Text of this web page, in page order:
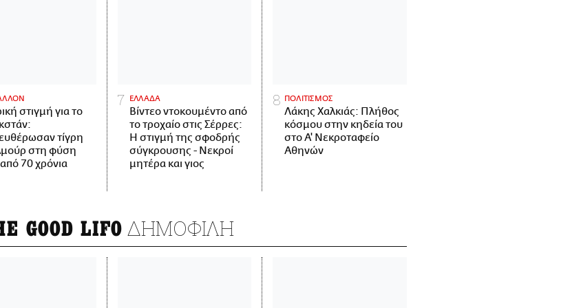
στιγμή για το
τίγρη
στη φύση
70 χρόνια
ΕΛΛΑΔΑ
Βίντεο ντοκουμέντο από
το τροχαίο στις Σέρρες:
Η στιγμή της σφοδρής
σύγκρουσης - Νεκροί
μητέρα και γιος
ΠΟΛΙΤΙΣΜΟΣ
Λάκης Χαλκιάς: Πλήθος
κόσμου στην κηδεία του
στο Α' Νεκροταφείο
Αθηνών
GOOD LIFO ΔΗΜΟΦΙΛΗ